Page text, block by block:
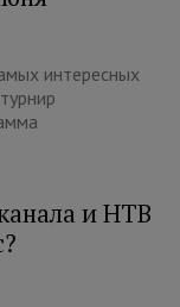
интересных
и НТВ